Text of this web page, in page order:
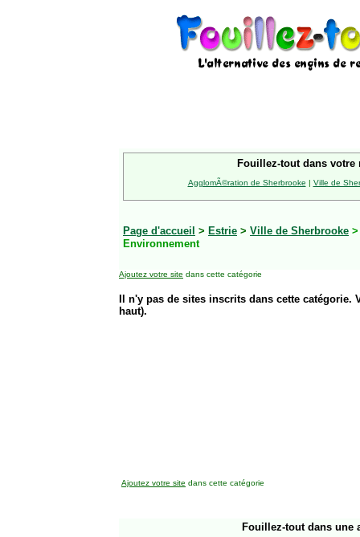
Fouillez-tout dans votre
AgglomÃ©ration de Sherbrooke | Ville de
Page d'accueil > Estrie > Ville de Sherbrooke
Environnement
Ajoutez votre site dans cette catégorie
Il n'y pas de sites inscrits dans cette
haut).
Ajoutez votre site dans cette catégorie
Fouillez-tout dans une